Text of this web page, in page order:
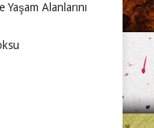
Alanlarını